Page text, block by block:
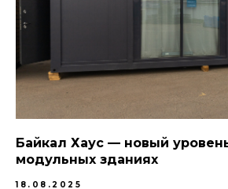
Байкал Хаус — новый
модульных зданиях
18.08.2025